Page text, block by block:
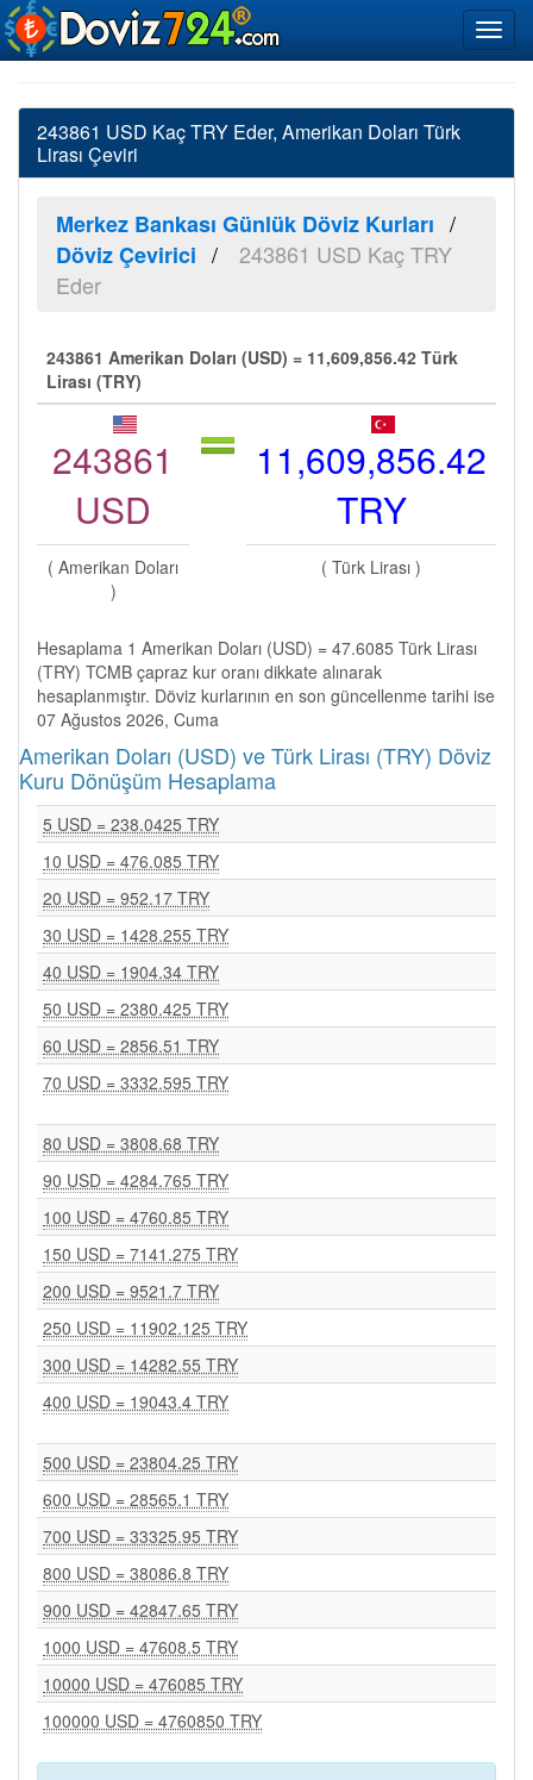
243861 USD Kaç TRY Eder, Amerikan Doları Türk
Lirası Çeviri
Merkez Bankası Günlük Döviz Kurları
Döviz Çevirici
243861 USD Kaç TRY
Eder
243861 Amerikan Doları (USD) = 11,609,856.42 Türk
Lirası (TRY)
243861
USD
11,609,856.42
TRY
( Amerikan Doları
)
( Türk Lirası )
Hesaplama 1 Amerikan Doları (USD) = 47.6085 Türk Lirası
(TRY) TCMB çapraz kur oranı dikkate alınarak
hesaplanmıştır. Döviz kurlarının en son güncellenme tarihi ise
07 Ağustos 2026, Cuma
Amerikan Doları (USD) ve Türk Lirası (TRY) Döviz
Kuru Dönüşüm Hesaplama
5 USD = 238.0425 TRY
10 USD = 476.085 TRY
20 USD = 952.17 TRY
30 USD = 1428.255 TRY
40 USD = 1904.34 TRY
50 USD = 2380.425 TRY
60 USD = 2856.51 TRY
70 USD = 3332.595 TRY
80 USD = 3808.68 TRY
90 USD = 4284.765 TRY
100 USD = 4760.85 TRY
150 USD = 7141.275 TRY
200 USD = 9521.7 TRY
250 USD = 11902.125 TRY
300 USD = 14282.55 TRY
400 USD = 19043.4 TRY
500 USD = 23804.25 TRY
600 USD = 28565.1 TRY
700 USD = 33325.95 TRY
800 USD = 38086.8 TRY
900 USD = 42847.65 TRY
1000 USD = 47608.5 TRY
10000 USD = 476085 TRY
100000 USD = 4760850 TRY